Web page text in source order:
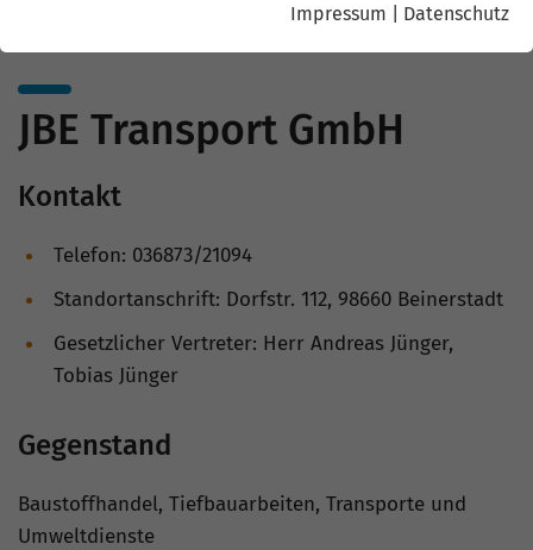
Impressum Datenschutz
JBE Transport GmbH
Kontakt
Telefon: 036873/21094
Standortanschrift: Dorfstr. 112, 98660 Beinerstadt
Gesetzlicher Vertreter: Herr Andreas Jünger,
Tobias Jünger
Gegenstand
Baustoffhandel, Tiefbauarbeiten, Transporte und
Umweltdienste